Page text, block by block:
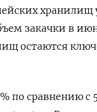
хранилищ
закачки в
остаются
по сравнению с